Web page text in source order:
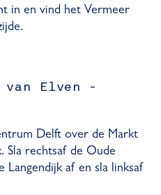
in en vind het Vermeer
van Elven -
Delft over de Markt
Sla rechtsaf de Oude
Langendijk af en sla linksaf